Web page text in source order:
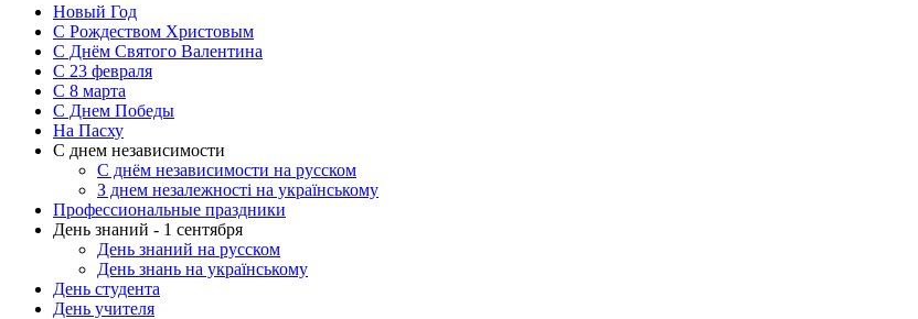
Новый Год
С Рождеством Христовым
С Днём Святого Валентина
С 23 февраля
C 8 марта
С Днем Победы
На Пасху
С днем независимости
С днём независимости на русском
З днем незалежності на українському
Профессиональные праздники
День знаний - 1 сентября
День знаний на русском
День знань на українському
День студента
День учителя